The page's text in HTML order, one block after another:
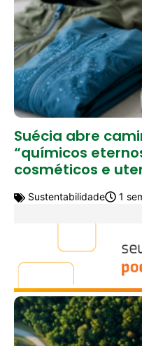
Suécia abre
“químicos
cosméticos e
Sustentabilidade 1